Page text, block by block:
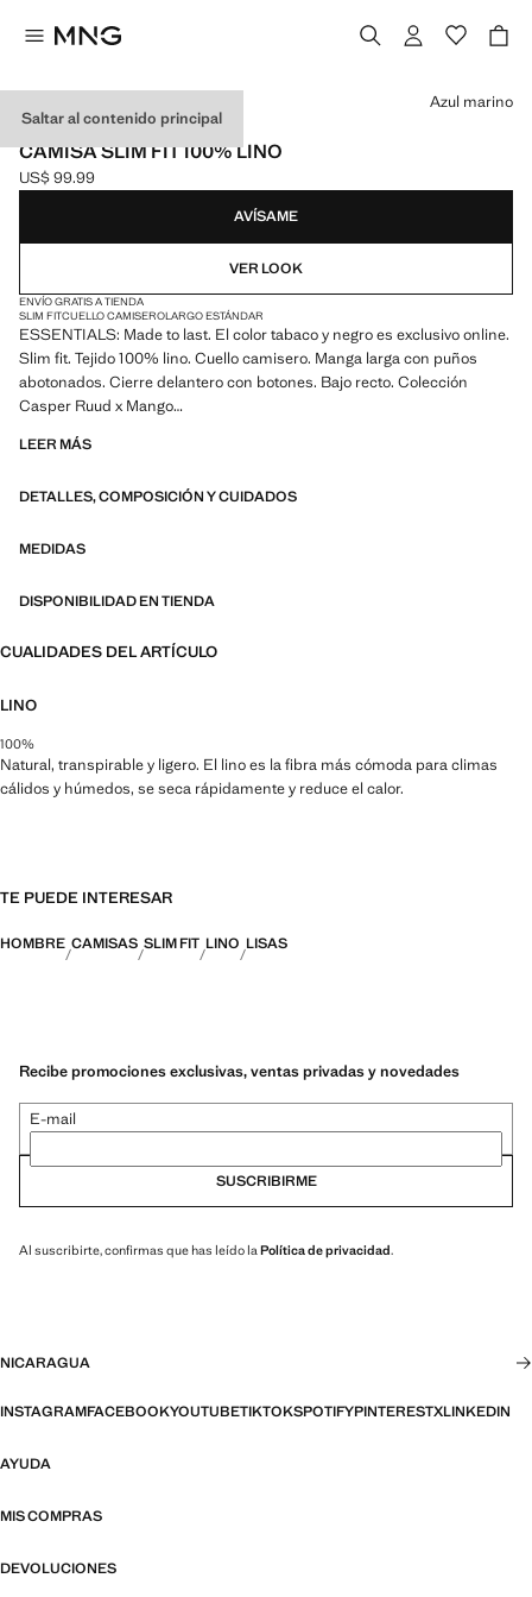
Saltar al contenido principal
ESSENTIALS
CAMISA SLIM FIT 100% LINO
Precio actual [US$ 99.99 ]
US$ 99.99
Selecciona un color
Azul marino
AVÍSAME
VER LOOK
ENVÍO GRATIS A TIENDA
SLIM FITCUELLO CAMISEROLARGO ESTÁNDAR
ESSENTIALS: Made to last. El color tabaco y negro es exclusivo online.
Slim fit. Tejido 100% lino. Cuello camisero. Manga larga con puños
abotonados. Cierre delantero con botones. Bajo recto. Colección
Casper Ruud x Mango
ESSENTIALS: Made to last. Hemos reforzado nuestras exigencias de
Diseñadas considerando cuidadosamente su confección, son todavía
LEER MÁS
DETALLES, COMPOSICIÓN Y CUIDADOS
MEDIDAS
DISPONIBILIDAD EN TIENDA
CUALIDADES DEL ARTÍCULO
LINO
100%
Natural, transpirable y ligero. El lino es la fibra más cómoda para climas
cálidos y húmedos, se seca rápidamente y reduce el calor.
TE PUEDE INTERESAR
HOMBRE CAMISAS SLIM FIT LINO LISAS
Recibe promociones exclusivas, ventas privadas y novedades
E-mail
SUSCRIBIRME
Al suscribirte, confirmas que has leído laPolítica de privacidad.
NICARAGUA
INSTAGRAMFACEBOOKYOUTUBETIKTOKSPOTIFYPINTERESTXLINKEDIN
AYUDA
MIS COMPRAS
DEVOLUCIONES